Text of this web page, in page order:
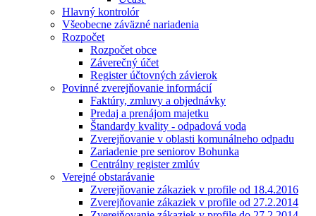
Hlavný kontrolór
Všeobecne záväzné nariadenia
Rozpočet
Rozpočet obce
Záverečný účet
Register účtovných závierok
Povinné zverejňovanie informácií
Faktúry, zmluvy a objednávky
Predaj a prenájom majetku
Štandardy kvality - odpadová voda
Zverejňovanie v oblasti komunálneho odpadu
Zariadenie pre seniorov Bohunka
Centrálny register zmlúv
Verejné obstarávanie
Zverejňovanie zákaziek v profile od 18.4.2016
Zverejňovanie zákaziek v profile od 27.2.2014